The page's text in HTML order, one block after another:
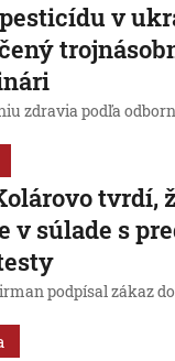
v
zdravia podľa
tvrdí,
v súlade s
podpísal zákaz